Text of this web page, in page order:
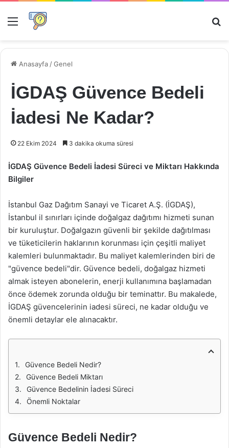
Menü
Anasayfa /Genel
İGDAŞ Güvence Bedeli
İadesi Ne Kadar?
22 Ekim 2024 3 dakika okuma süresi
İGDAŞ Güvence Bedeli İadesi Süreci ve Miktarı Hakkında
Bilgiler
İstanbul Gaz Dağıtım Sanayi ve Ticaret A.Ş. (İGDAŞ),
İstanbul il sınırları içinde doğalgaz dağıtımı hizmeti sunan
bir kuruluştur. Doğalgazın güvenli bir şekilde dağıtılması
ve tüketicilerin haklarının korunması için çeşitli maliyet
kalemleri bulunmaktadır. Bu maliyet kalemlerinden biri de
"güvence bedeli"dir. Güvence bedeli, doğalgaz hizmeti
almak isteyen abonelerin, enerji kullanımına başlamadan
önce ödemek zorunda olduğu bir teminattır. Bu makalede,
İGDAŞ güvencelerinin iadesi süreci, ne kadar olduğu ve
önemli detaylar ele alınacaktır.
Güvence Bedeli Nedir?
Güvence Bedeli Miktarı
Güvence Bedelinin İadesi Süreci
Önemli Noktalar
Güvence Bedeli Nedir?